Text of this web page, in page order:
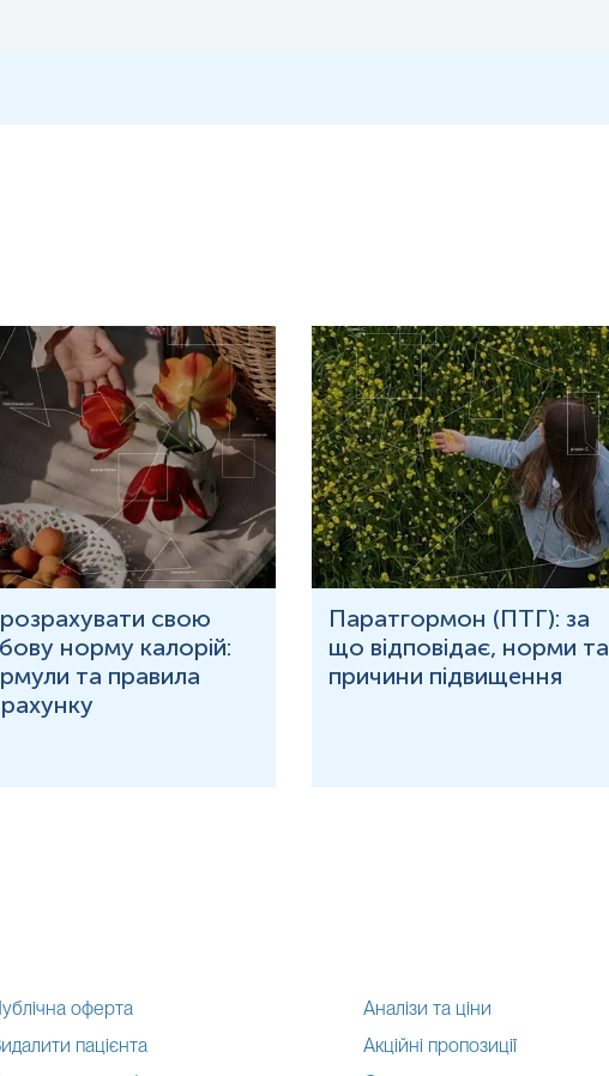
свою
норму калорій:
та правила
Паратгормон (ПТГ): за
що відповідає, норми та
причини підвищення
оферта
пацієнта
Аналізи та ціни
Акційні пропозиції